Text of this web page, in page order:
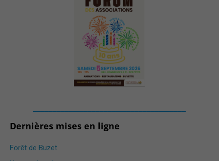
Dernières mises en ligne
Forêt de Buzet